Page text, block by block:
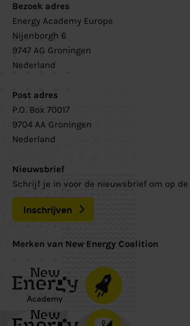
Bezoek adres
Energy Academy Europe
Nijenborgh 6
9747 AG Groningen
Nederland
Post adres
P.O. Box 70017
9704 AA Groningen
Nederland
Nieuwsbrief
Schrijf je in voor de nieuwsbrief om op
Inschrijven
Merken van New Energy Coalition